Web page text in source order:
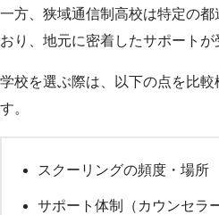
一方、狭域通信制高校は特定の
おり、地元に密着したサポートが
学校を選ぶ際は、以下の点を比
す。
スクーリングの頻度・場所
サポート体制（カウンセラ